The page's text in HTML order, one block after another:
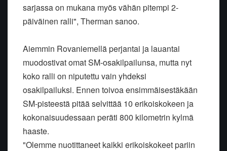
sarjassa on mukana myös vähän pitempi 2-
päiväinen ralli", Therman sanoo.
Aiemmin Rovaniemellä perjantai ja lauantai
muodostivat omat SM-osakilpailunsa, mutta nyt
koko ralli on niputettu vain yhdeksi
osakilpailuksi. Ennen toivoa ensimmäisestäkään
SM-pisteestä pitää selvittää 10 erikoiskokeen ja
kokonaisuudessaan peräti 800 kilometrin kylmä
haaste.
"Olemme nuotittaneet kaikki erikoiskokeet pariin